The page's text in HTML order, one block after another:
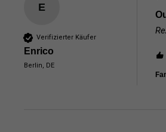
E
Verifizierter Käufer
Enrico
Berlin, DE